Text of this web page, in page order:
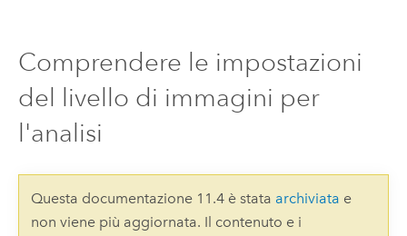
Comprendere le impostazioni
del livello di immagini per
l'analisi
Questa documentazione 11.4 è stata archiviata e
non viene più aggiornata. Il contenuto e i